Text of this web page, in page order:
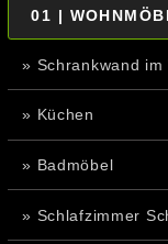
01 |
» Schrankwand im
» Küchen
» Badmöbel
» Schlafzimmer